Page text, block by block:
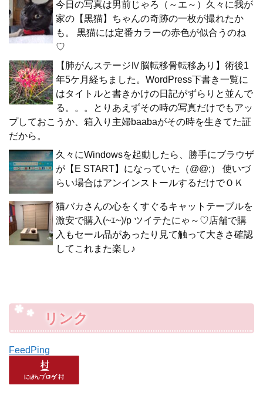
今日の写真は男前じゃろ（～エ～）久々に我が
家の【黒猫】ちゃんの奇跡の一枚が撮れたか
も。 黒猫には定番カラーの赤色が似合うのね
♡
【肺がんステージⅣ脳転移骨転移あり】術後1
年5ケ月経ちました。WordPress下書き一覧に
はタイトルと書きかけの日記がずらりと並んで
る。。。とりあえずその時の写真だけでもアッ
プしておこうか、箱入り主婦baabaがその時を生きてた証
だから。
久々にWindowsを起動したら、勝手にブラウザ
が【E START】になっていた（@@;） 使いづ
らい場合はアンインストールするだけでＯＫ
猫バカさんの心をくすぐるキャットテーブルを
激安で購入(~ｴ~)/p ツイテたにゃ～♡店舗で購
入もセール品があったり見て触って大きさ確認
してこれまた楽し♪
リンク
FeedPing